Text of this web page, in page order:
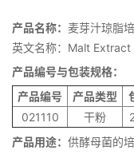
产品名称： 麦芽汁琼脂
英文名称：Malt Extract
产品编号与包装规格：
产品编号
产品类型
021110
干粉
产品用途： 供酵母菌的